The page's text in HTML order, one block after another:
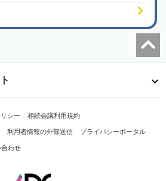
シー 相続会議利用規約
利用者情報の外部送信 プライバシーポータル
合わせ